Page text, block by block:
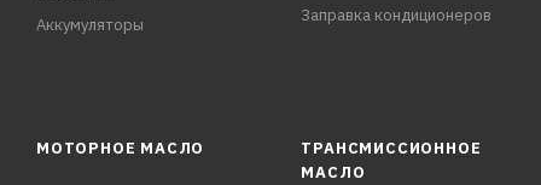
Аккумуляторы
Заправка кондиционеров
МОТОРНОЕ МАСЛО
ТРАНСМИССИОННОЕ
МАСЛО